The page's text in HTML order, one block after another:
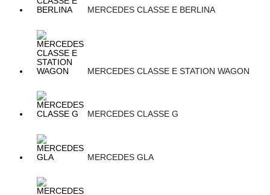
MERCEDES CLASSE E BERLINA
MERCEDES CLASSE E STATION WAGON
MERCEDES CLASSE G
MERCEDES GLA